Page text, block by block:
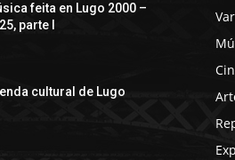
feita en Lugo 2000 –
parte I
cultural de Lugo